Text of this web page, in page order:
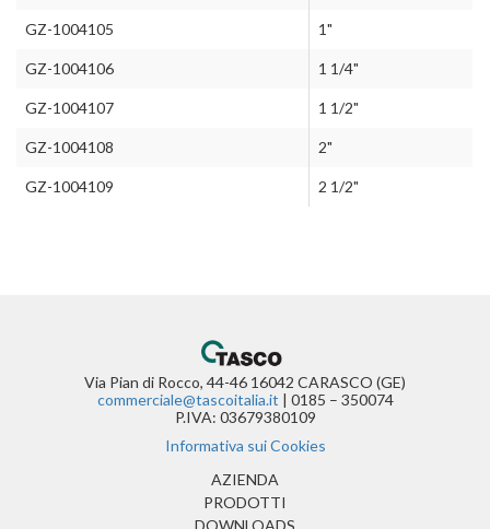
GZ-1004105 1"
GZ-1004106 1 1/4"
GZ-1004107 1 1/2"
GZ-1004108 2"
GZ-1004109 2 1/2"
Via Pian di Rocco, 44-46 16042 CARASCO (GE)
commerciale@tascoitalia.it | 0185 – 350074
P.IVA: 03679380109
Informativa sui Cookies
AZIENDA
PRODOTTI